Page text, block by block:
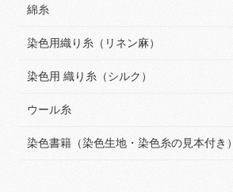
綿糸
染色用織り糸（リネン麻）
染色用 織り糸（シルク）
ウール糸
染色書籍（染色生地・染色糸の見本付き）